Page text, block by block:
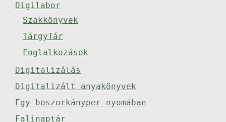
Digilabor
Szakkönyvek
TárgyTár
Foglalkozások
Digitalizálás
Digitalizált anyakönyvek
Egy boszorkányper nyomában
Falinaptár